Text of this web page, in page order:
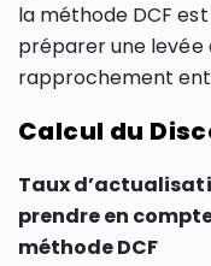
la méthode DCF
préparer une levée
rapprochement
Calcul du
Taux
prendre en
méthode DCF